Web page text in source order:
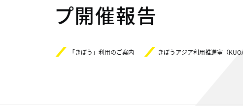
プ開催報告
「きぼう」利用のご案内 きぼうアジア利用推進室（KUOA